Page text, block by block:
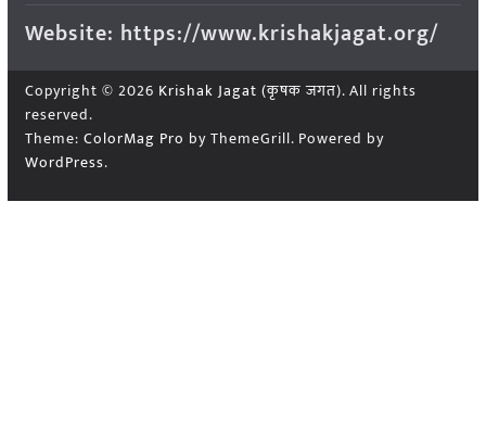
Website: https://www.krishakjagat.org/
Copyright © 2026 Krishak Jagat (कृषक जगत). All rights
reserved.
Theme: ColorMag Pro by ThemeGrill. Powered by
WordPress.